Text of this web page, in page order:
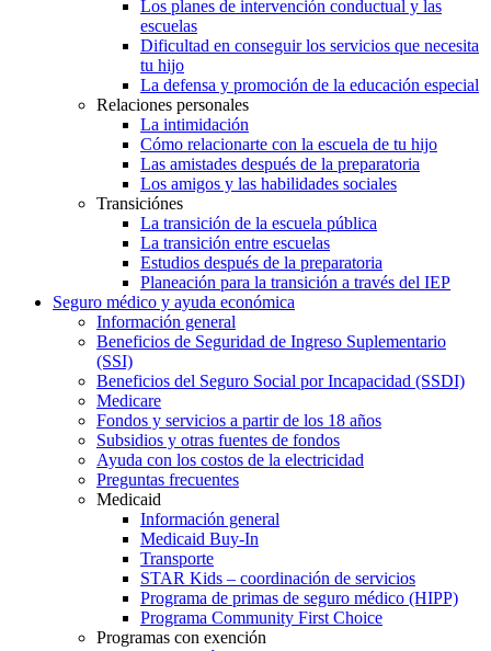
Los planes de intervención conductual y las
escuelas
Dificultad en conseguir los servicios que necesita
tu hijo
La defensa y promoción de la educación especial
Relaciones personales
La intimidación
Cómo relacionarte con la escuela de tu hijo
Las amistades después de la preparatoria
Los amigos y las habilidades sociales
Transiciónes
La transición de la escuela pública
La transición entre escuelas
Estudios después de la preparatoria
Planeación para la transición a través del IEP
Seguro médico y ayuda económica
Información general
Beneficios de Seguridad de Ingreso Suplementario
(SSI)
Beneficios del Seguro Social por Incapacidad (SSDI)
Medicare
Fondos y servicios a partir de los 18 años
Subsidios y otras fuentes de fondos
Ayuda con los costos de la electricidad
Preguntas frecuentes
Medicaid
Información general
Medicaid Buy-In
Transporte
STAR Kids – coordinación de servicios
Programa de primas de seguro médico (HIPP)
Programa Community First Choice
Programas con exención